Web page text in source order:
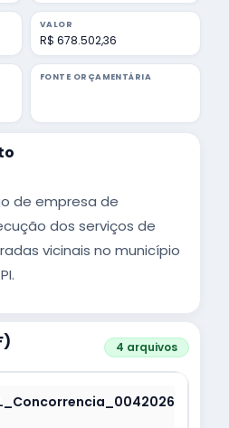
VALOR
R$ 678.502,36
FONTE ORÇAMENTÁRIA
de empresa de
dos serviços de
vicinais no município
4 arquivos